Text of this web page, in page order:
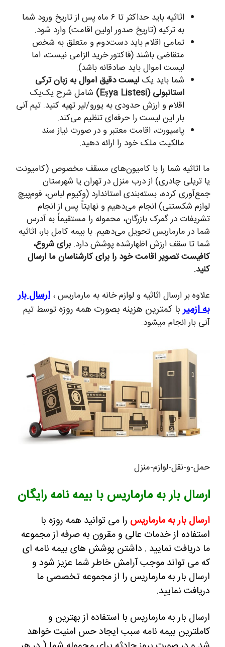
اثاثیه باید حداکثر تا ۶ ماه پس از تاریخ ورود شما
به ترکیه (تاریخ صدور اولین اقامت) وارد شود.
تمامی اقلام باید دست‌دوم و متعلق به شخص
متقاضی باشند (فاکتور خرید الزامی نیست، اما
لیست اموال باید صادقانه باشد).
شما باید یک لیست دقیق اموال به زبان ترکی
استانبولی (Eşya Listesi)
شامل شرح یک‌یک
اقلام و ارزش حدودی به یورو/لیر تهیه کنید. تیم آنی
بار این لیست را حرفه‌ای تنظیم می‌کند.
پاسپورت، اقامت معتبر و در صورت نیاز سند
مالکیت ملک خود را ارائه دهید.
ما اثاثیه شما را با کامیون‌های مسقف مخصوص (کامیونت
یا تریلی چادری) از درب منزل در تهران یا شهرستان
جمع‌آوری کرده، بسته‌بندی استاندارد (وکیوم لباس، فوم‌پیچ
لوازم شکستنی) انجام می‌دهیم و نهایتاً پس از انجام
تشریفات در گمرک بازرگان، محموله را مستقیماً به آدرس
شما در مارماریس تحویل می‌دهیم. با بیمه کامل بار، اثاثیه
شما تا سقف ارزش اظهارشده پوشش دارد. برای شروع،
کافیست تصویر اقامت خود را برای کارشناسان ما ارسال
کنید.
علاوه بر ارسال اثاثیه و لوازم خانه به مارماریس ، ارسال بار
به ازمیربا کمترین هزینه بصورت همه روزه توسط تیم
آنی بار انجام میشود.
حمل-و-نقل-لوازم-منزل
ارسال بار به مارماریس با بیمه نامه رایگان
ارسال بار به مارماریس را می توانید همه روزه با
استفاده از خدمات عالی و مقرون به صرفه از مجموعه
ما دریافت نمایید . داشتن پوشش های بیمه نامه ای
که می تواند موجب آرامش خاطر شما عزیز شود و
ارسال بار به مارماریس را از مجموعه تخصصی ما
دریافت نمایید.
ارسال بار به مارماریس با استفاده از بهترین و
کاملترین بیمه نامه سبب ایجاد حس امنیت خواهد